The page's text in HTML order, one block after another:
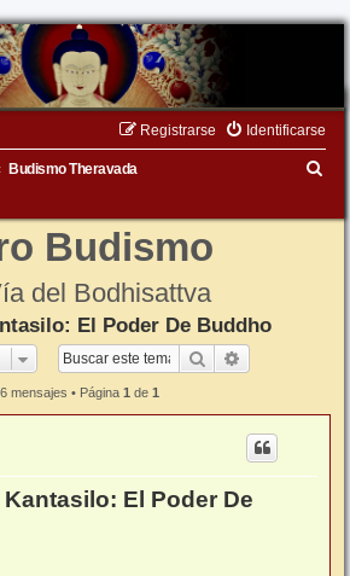
Identificarse
Registrarse
Budismo Theravada
Budismo
del Bodhisattva
El Poder De Buddho
Buscar
6 mensajes • Página 1 de 1
El Poder De